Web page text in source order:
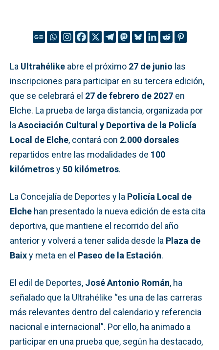
La Ultrahélike abre el próximo 27 de junio las
inscripciones para participar en su tercera edición,
que se celebrará el 27 de febrero de 2027 en
Elche. La prueba de larga distancia, organizada por
la Asociación Cultural y Deportiva de la Policía
Local de Elche, contará con 2.000 dorsales
repartidos entre las modalidades de 100
kilómetrosy 50 kilómetros.
La Concejalía de Deportes y la Policía Local de
Elche han presentado la nueva edición de esta cita
deportiva, que mantiene el recorrido del año
anterior y volverá a tener salida desde la Plaza de
Baixy meta en el Paseo de la Estación.
El edil de Deportes, José Antonio Román, ha
señalado que la Ultrahélike “es una de las carreras
más relevantes dentro del calendario y referencia
nacional e internacional”. Por ello, ha animado a
participar en una prueba que, según ha destacado,